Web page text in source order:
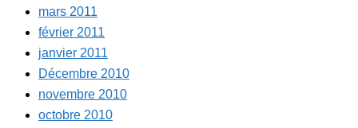
mars 2011
février 2011
janvier 2011
Décembre 2010
novembre 2010
octobre 2010